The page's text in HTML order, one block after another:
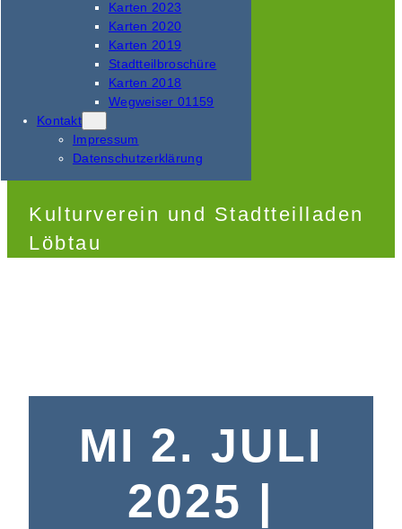
Karten 2023
Karten 2020
Karten 2019
Stadtteilbroschüre
Karten 2018
Wegweiser 01159
Kontakt
Impressum
Datenschutzerklärung
Kulturverein und Stadtteilladen
Löbtau
MI 2. JULI
2025 |